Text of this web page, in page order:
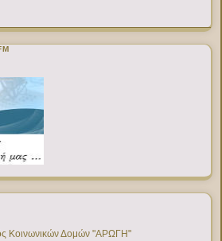
Κοινωνικών Δομών "ΑΡΩΓΗ"